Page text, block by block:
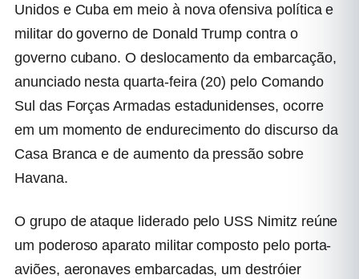
Unidos e Cuba em meio à nova ofensiva política e
militar do governo de Donald Trump contra o
governo cubano. O deslocamento da embarcação,
anunciado nesta quarta-feira (20) pelo Comando
Sul das Forças Armadas estadunidenses, ocorre
em um momento de endurecimento do discurso da
Casa Branca e de aumento da pressão sobre
Havana.
O grupo de ataque liderado pelo USS Nimitz reúne
um poderoso aparato militar composto pelo porta-
aviões, aeronaves embarcadas, um destróier